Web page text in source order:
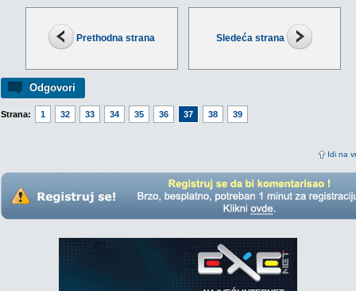
Prethodna strana Sledeća strana
Odgovori
Strana: 1 32 33 34 35 36 37 38 39
Idi na